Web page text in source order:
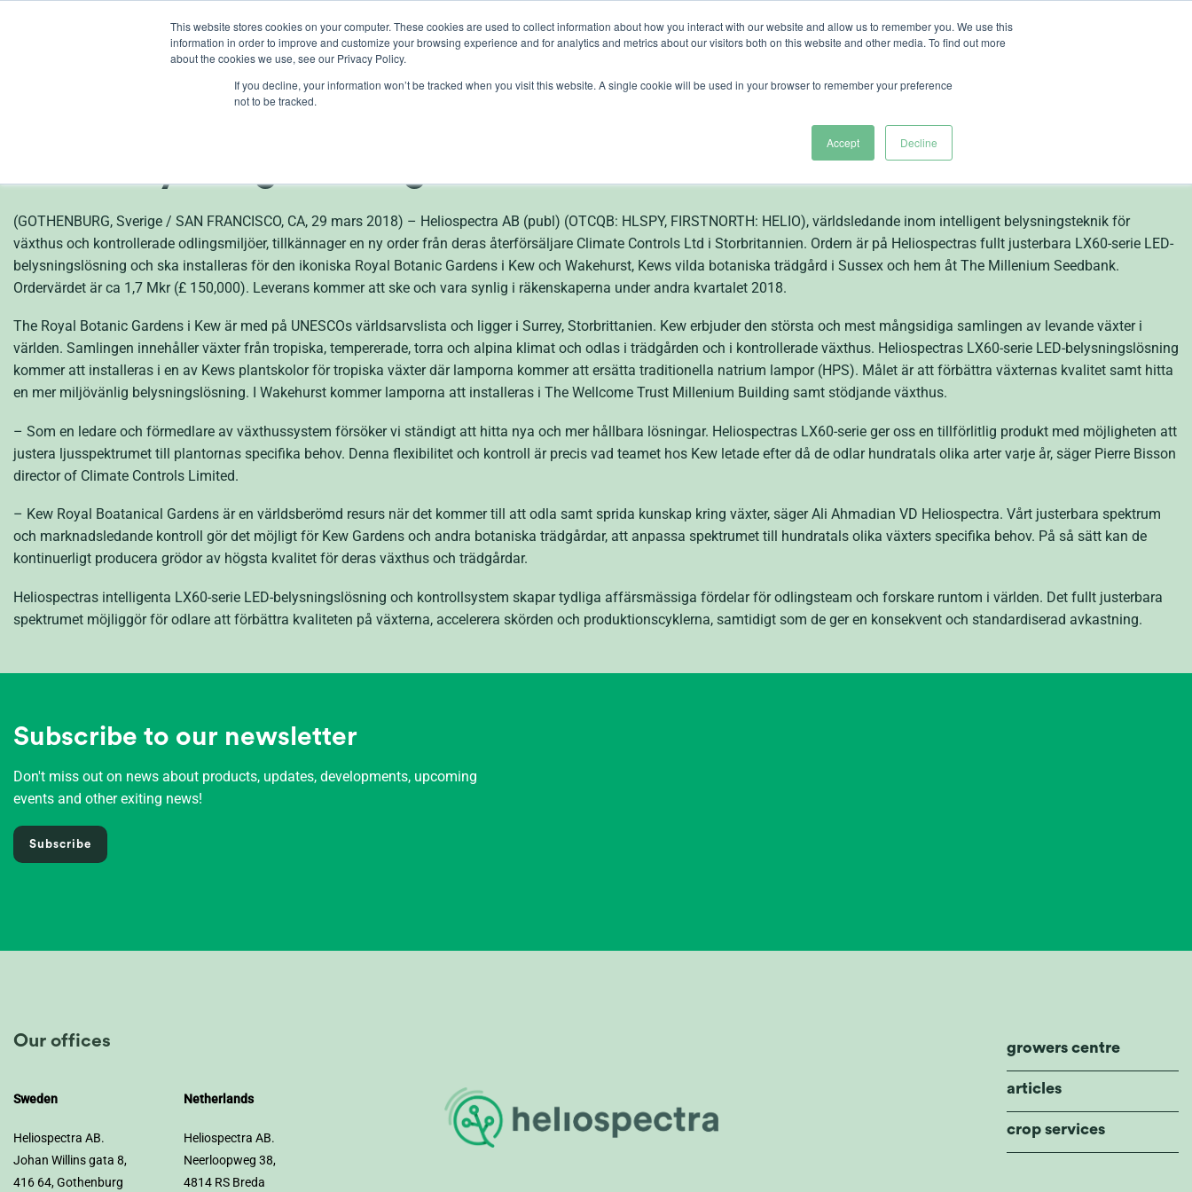
This website stores cookies on your computer. These cookies are used to collect information about how you interact with our website and allow us to remember you. We use this
information in order to improve and customize your browsing experience and for analytics and metrics about our visitors both on this website and other media. To find out more
about the cookies we use, see our Privacy Policy.
If you decline, your information won’t be tracked when you visit this website. A single cookie will be used in your browser to remember your preference
not to be tracked.
Accept Decline
lights crop control cultivation knowledge about Heliospectra
Kew Royal Botanic Gardens väljer Heliospectras intelligenta
(GOTHENBURG, Sverige / SAN FRANCISCO, CA, 29 mars 2018) – Heliospectra AB (publ) (OTCQB: HLSPY, FIRSTNORTH: HELIO), världsledande inom intelligent belysningsteknik för
växthus och kontrollerade odlingsmiljöer, tillkännager en ny order från deras återförsäljare Climate Controls Ltd i Storbritannien. Ordern är på Heliospectras fullt justerbara LX60-serie LED-
belysningslösning och ska installeras för den ikoniska Royal Botanic Gardens i Kew och Wakehurst, Kews vilda botaniska trädgård i Sussex och hem åt The Millenium Seedbank.
Ordervärdet är ca 1,7 Mkr (£ 150,000). Leverans kommer att ske och vara synlig i räkenskaperna under andra kvartalet 2018.
The Royal Botanic Gardens i Kew är med på UNESCOs världsarvslista och ligger i Surrey, Storbrittanien. Kew erbjuder den största och mest mångsidiga samlingen av levande växter i
världen. Samlingen innehåller växter från tropiska, tempererade, torra och alpina klimat och odlas i trädgården och i kontrollerade växthus. Heliospectras LX60-serie LED-belysningslösning
kommer att installeras i en av Kews plantskolor för tropiska växter där lamporna kommer att ersätta traditionella natrium lampor (HPS). Målet är att förbättra växternas kvalitet samt hitta
en mer miljövänlig belysningslösning. I Wakehurst kommer lamporna att installeras i The Wellcome Trust Millenium Building samt stödjande växthus.
– Som en ledare och förmedlare av växthussystem försöker vi ständigt att hitta nya och mer hållbara lösningar. Heliospectras LX60-serie ger oss en tillförlitlig produkt med möjligheten att
justera ljusspektrumet till plantornas specifika behov. Denna flexibilitet och kontroll är precis vad teamet hos Kew letade efter då de odlar hundratals olika arter varje år, säger Pierre Bisson
director of Climate Controls Limited.
– Kew Royal Boatanical Gardens är en världsberömd resurs när det kommer till att odla samt sprida kunskap kring växter, säger Ali Ahmadian VD Heliospectra. Vårt justerbara spektrum
och marknadsledande kontroll gör det möjligt för Kew Gardens och andra botaniska trädgårdar, att anpassa spektrumet till hundratals olika växters specifika behov. På så sätt kan de
kontinuerligt producera grödor av högsta kvalitet för deras växthus och trädgårdar.
Heliospectras intelligenta LX60-serie LED-belysningslösning och kontrollsystem skapar tydliga affärsmässiga fördelar för odlingsteam och forskare runtom i världen. Det fullt justerbara
spektrumet möjliggör för odlare att förbättra kvaliteten på växterna, accelerera skörden och produktionscyklerna, samtidigt som de ger en konsekvent och standardiserad avkastning.
Subscribe to our newsletter
Don't miss out on news about products, updates, developments, upcoming
events and other exiting news!
Subscribe
Our offices
Sweden
Heliospectra AB.
Johan Willins gata 8,
416 64, Gothenburg
Netherlands
Heliospectra AB.
Neerloopweg 38,
4814 RS Breda
growers centre
articles
crop services